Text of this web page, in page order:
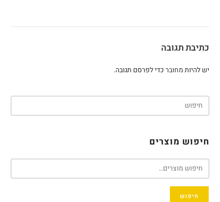
כתיבת תגובה
יש להיותמחוברכדי לפרסם תגובה.
חיפוש מוצרים
חיפוש